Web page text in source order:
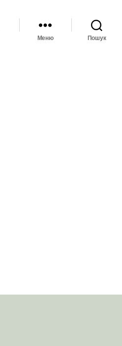
Меню Пошук